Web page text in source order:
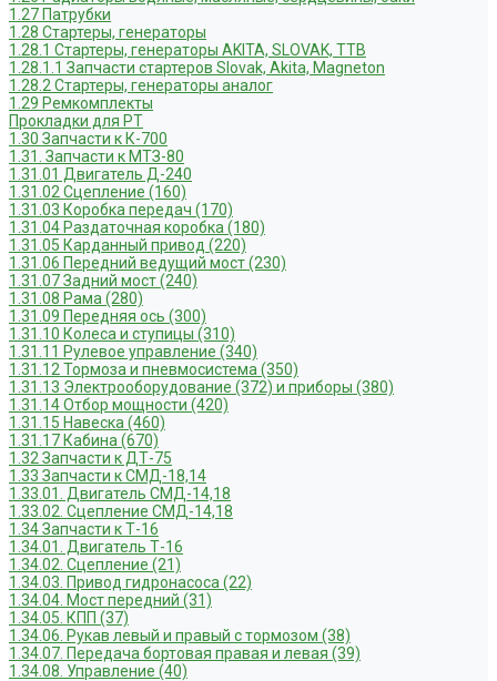
1.27 Патрубки
1.28 Стартеры, генераторы
1.28.1 Стартеры, генераторы AKITA, SLOVAK, ТТВ
1.28.1.1 Запчасти стартеров Slovak, Akita, Magneton
1.28.2 Стартеры, генераторы аналог
1.29 Ремкомплекты
Прокладки для РТ
1.30 Запчасти к К-700
1.31. Запчасти к МТЗ-80
1.31.01 Двигатель Д-240
1.31.02 Сцепление (160)
1.31.03 Коробка передач (170)
1.31.04 Раздаточная коробка (180)
1.31.05 Карданный привод (220)
1.31.06 Передний ведущий мост (230)
1.31.07 Задний мост (240)
1.31.08 Рама (280)
1.31.09 Передняя ось (300)
1.31.10 Колеса и ступицы (310)
1.31.11 Рулевое управление (340)
1.31.12 Тормоза и пневмосистема (350)
1.31.13 Электрооборудование (372) и приборы (380)
1.31.14 Отбор мощности (420)
1.31.15 Навеска (460)
1.31.17 Кабина (670)
1.32 Запчасти к ДТ-75
1.33 Запчасти к СМД-18,14
1.33.01. Двигатель СМД-14,18
1.33.02. Сцепление СМД-14,18
1.34 Запчасти к Т-16
1.34.01. Двигатель Т-16
1.34.02. Сцепление (21)
1.34.03. Привод гидронасоса (22)
1.34.04. Мост передний (31)
1.34.05. КПП (37)
1.34.06. Рукав левый и правый с тормозом (38)
1.34.07. Передача бортовая правая и левая (39)
1.34.08. Управление (40)